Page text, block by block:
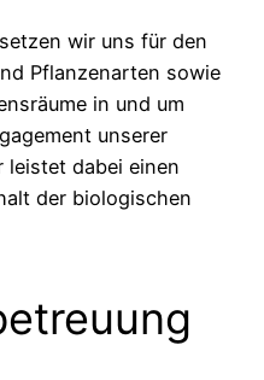
wir uns für den
Pflanzenarten sowie
in und um
unserer
leistet dabei einen
der biologischen